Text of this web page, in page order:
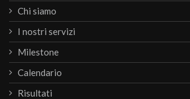
Chi siamo
I nostri servizi
Milestone
Calendario
Risultati